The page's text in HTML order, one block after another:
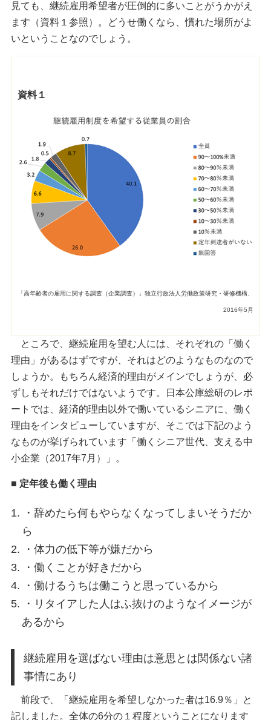
見ても、継続雇用希望者が圧倒的に多いことがうかがえ
ます（資料１参照）。どうせ働くなら、慣れた場所がよ
いということなのでしょう。
資料１
「高年齢者の雇用に関する調査（企業調査）」独立行政法人労働政策研究・研修機構、
2016年5月
ところで、継続雇用を望む人には、それぞれの「働く
理由」があるはずですが、それはどのようなものなので
しょうか。もちろん経済的理由がメインでしょうが、必
ずしもそれだけではないようです。日本公庫総研のレポ
ートでは、経済的理由以外で働いているシニアに、働く
理由をインタビューしていますが、そこでは下記のよう
なものが挙げられています「働くシニア世代、支える中
小企業（2017年7月）」。
■ 定年後も働く理由
・辞めたら何もやらなくなってしまいそうだか
ら
・体力の低下等が嫌だから
・働くことが好きだから
・働けるうちは働こうと思っているから
・リタイアした人はふ抜けのようなイメージが
あるから
継続雇用を選ばない理由は意思とは関係ない諸
事情にあり
前段で、「継続雇用を希望しなかった者は16.9％」と
記しました。全体の6分の１程度ということになります